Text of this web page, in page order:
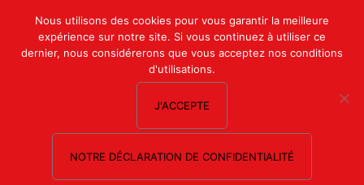
Mon compte
Nous contacter
Nous utilisons des cookies pour vous garantir la meilleure
expérience sur notre site. Si vous continuez à utiliser ce
dernier, nous considérerons que vous acceptez nos conditions
d'utilisations.
J'ACCEPTE
NOTRE DÉCLARATION DE CONFIDENTIALITÉ